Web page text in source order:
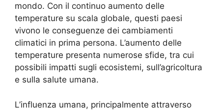
mondo. Con il continuo aumento delle
temperature su scala globale, questi paesi
vivono le conseguenze dei cambiamenti
climatici in prima persona. L’aumento delle
temperature presenta numerose sfide, tra cui
possibili impatti sugli ecosistemi, sull’agricoltura
e sulla salute umana.
L’influenza umana, principalmente attraverso